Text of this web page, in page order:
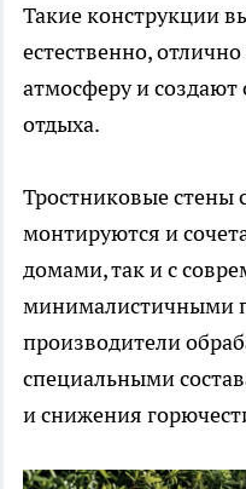
Такие конструкции
естественно,
атмосферу и
отдыха.
Тростниковые стены
монтируются и
домами, так и с
минималистичными
производители
специальными
и снижения